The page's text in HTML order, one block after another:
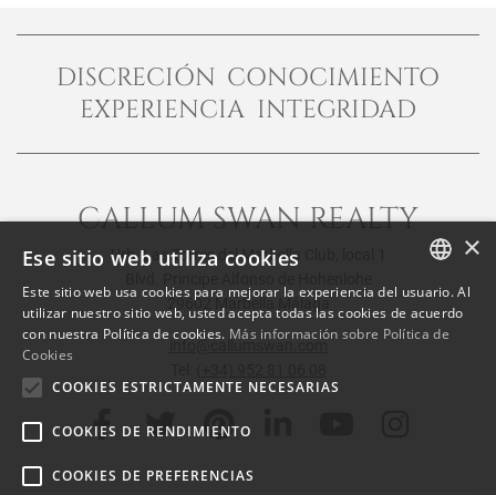
DISCRECIÓN CONOCIMIENTO
EXPERIENCIA INTEGRIDAD
CALLUM SWAN REALTY
Urb. Las Torres del Marbella Club, local 1
29602 Marbella Málaga
ENGLISH
SPANISH
×
Ese sitio web utiliza cookies
Este sitio web usa cookies para mejorar la experiencia del usuario. Al
utilizar nuestro sitio web, usted acepta todas las cookies de acuerdo
con nuestra Política de cookies. Más información sobre Política de
Cookies
COOKIES ESTRICTAMENTE NECESARIAS
COOKIES DE RENDIMIENTO
COOKIES DE PREFERENCIAS